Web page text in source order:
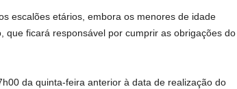
escalões etários, embora os menores de idade
ficará responsável por cumprir as obrigações do
da quinta-feira anterior à data de realização do